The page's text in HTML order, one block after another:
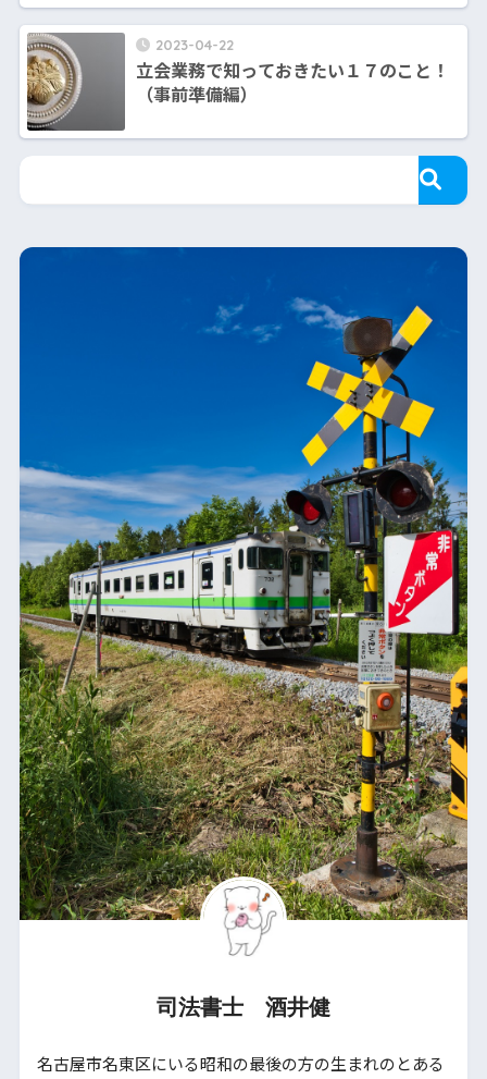
2023-04-22
立会業務で知っておきたい１７のこと！
（事前準備編）
司法書士 酒井健
名古屋市名東区にいる昭和の最後の方の生まれのとある